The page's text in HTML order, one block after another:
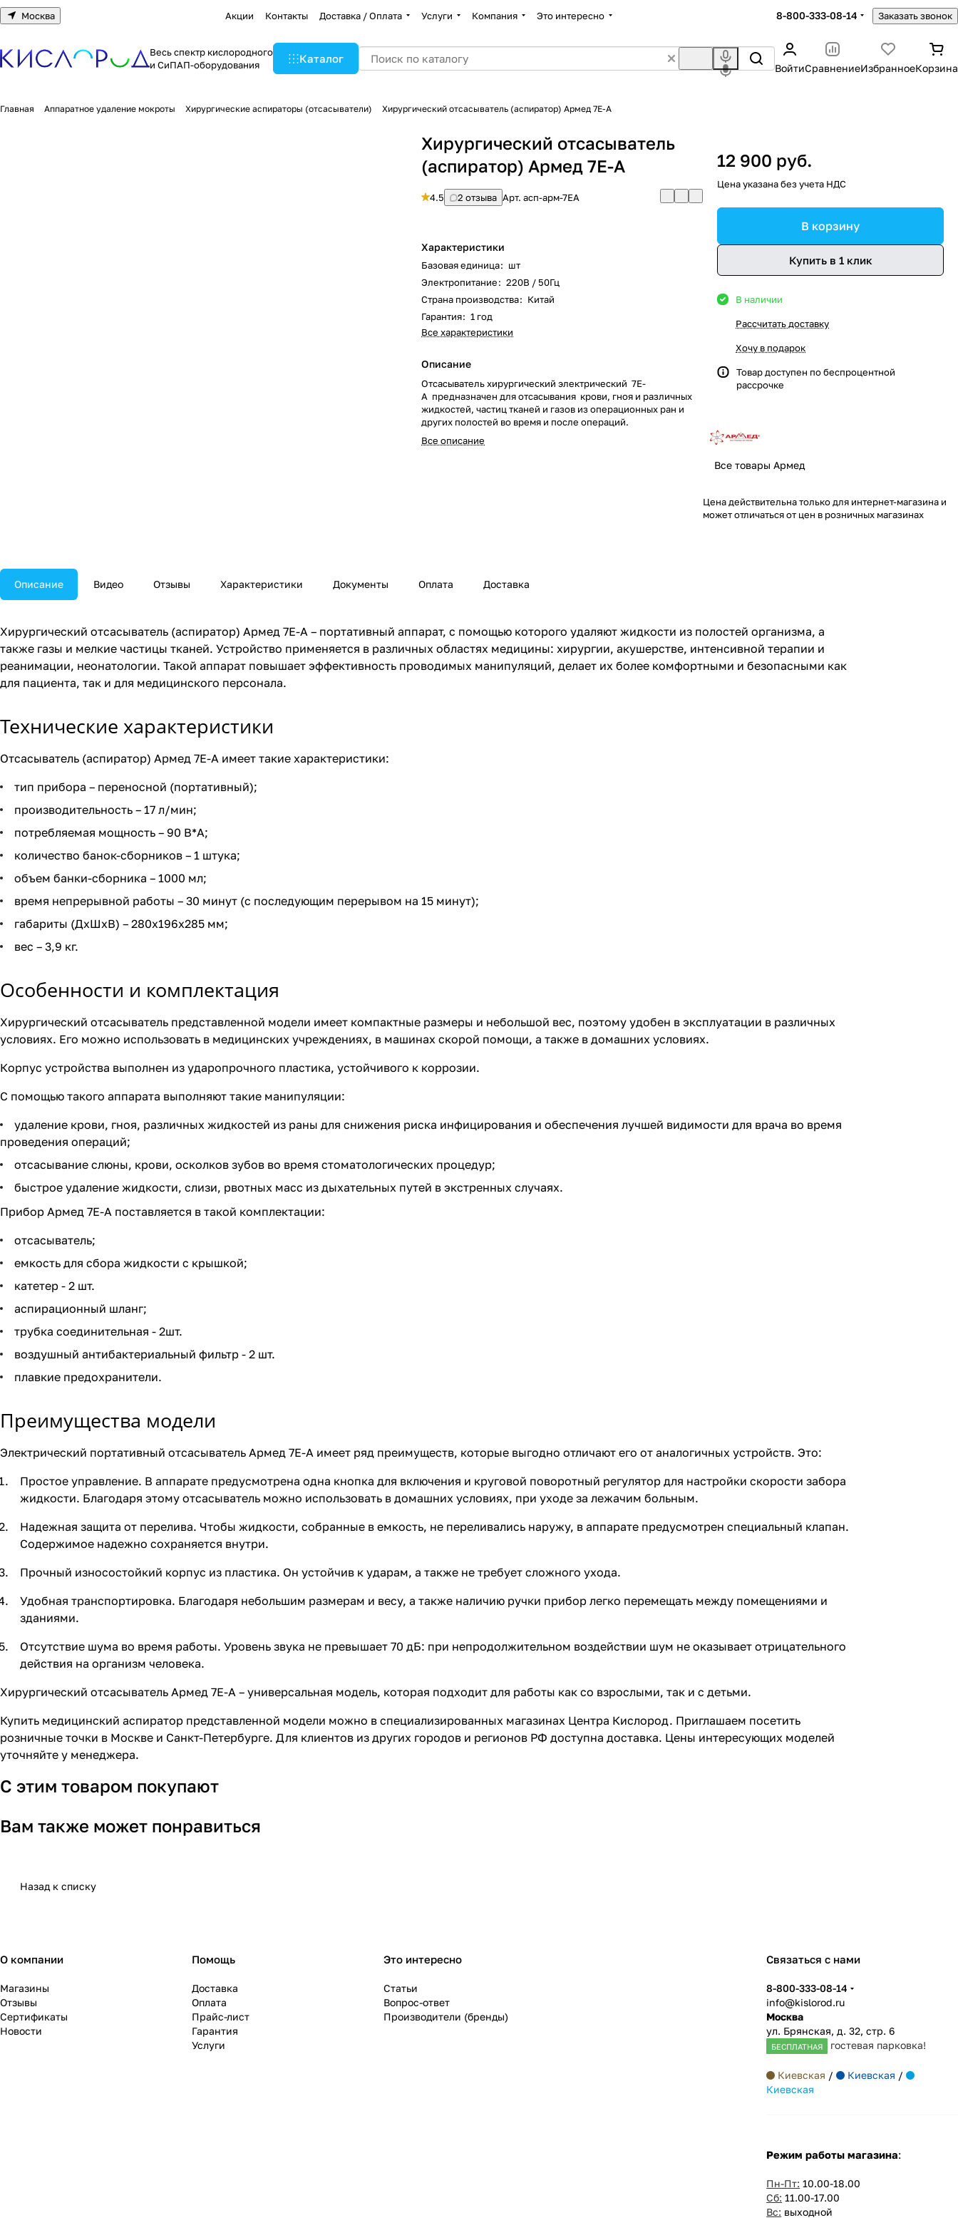
Москва Акции Контакты Доставка / Оплата Услуги Компания Это интересно 8-800-333-08-14 Заказать звонок
Весь спектр кислородного
и СиПАП-оборудования
Каталог
ВойтиСравнениеИзбранноеКорзина
Главная Аппаратное удаление мокроты Хирургические аспираторы (отсасыватели) Хирургический отсасыватель (аспиратор) Армед 7E-A
Хирургический отсасыватель
(аспиратор) Армед 7E-A
4.5 2 отзыва Арт.асп-арм-7EA
Характеристики
Базовая единица: шт
Электропитание: 220В / 50Гц
Страна производства: Китай
Гарантия: 1 год
Все характеристики
Описание
Отсасыватель хирургический электрический 7Е-
А предназначен для отсасывания крови, гноя и различных
жидкостей, частиц тканей и газов из операционных ран и
других полостей во время и после операций.
Все описание
12 900 руб.
Цена указана без учета НДС
В корзину
Купить в 1 клик
В наличии
Рассчитать доставку
Хочу в подарок
Товар доступен побеспроцентной
рассрочке
Все товары Армед
Цена действительна только для интернет-магазина и
может отличаться от цен в розничных магазинах
Описание Видео Отзывы Характеристики Документы Оплата Доставка
Хирургический отсасыватель (аспиратор) Армед 7E-A – портативный аппарат, с помощью которого удаляют жидкости из полостей организма, а
также газы и мелкие частицы тканей. Устройство применяется в различных областях медицины: хирургии, акушерстве, интенсивной терапии и
реанимации, неонатологии. Такой аппарат повышает эффективность проводимых манипуляций, делает их более комфортными и безопасными как
для пациента, так и для медицинского персонала.
Технические характеристики
Отсасыватель (аспиратор) Армед 7Е-А имеет такие характеристики:
тип прибора – переносной (портативный);
производительность – 17 л/мин;
потребляемая мощность – 90 В*А;
количество банок-сборников – 1 штука;
объем банки-сборника – 1000 мл;
время непрерывной работы – 30 минут (с последующим перерывом на 15 минут);
габариты (ДхШхВ) – 280х196х285 мм;
вес – 3,9 кг.
Особенности и комплектация
Хирургический отсасыватель представленной модели имеет компактные размеры и небольшой вес, поэтому удобен в эксплуатации в различных
условиях. Его можно использовать в медицинских учреждениях, в машинах скорой помощи, а также в домашних условиях.
Корпус устройства выполнен из ударопрочного пластика, устойчивого к коррозии.
С помощью такого аппарата выполняют такие манипуляции:
удаление крови, гноя, различных жидкостей из раны для снижения риска инфицирования и обеспечения лучшей видимости для врача во время
проведения операций;
отсасывание слюны, крови, осколков зубов во время стоматологических процедур;
быстрое удаление жидкости, слизи, рвотных масс из дыхательных путей в экстренных случаях.
Прибор Армед 7Е-А поставляется в такой комплектации:
отсасыватель;
емкость для сбора жидкости с крышкой;
катетер - 2 шт.
аспирационный шланг;
трубка соединительная - 2шт.
воздушный антибактериальный фильтр - 2 шт.
плавкие предохранители.
Преимущества модели
Электрический портативный отсасыватель Армед 7Е-А имеет ряд преимуществ, которые выгодно отличают его от аналогичных устройств. Это:
Простое управление. В аппарате предусмотрена одна кнопка для включения и круговой поворотный регулятор для настройки скорости забора
жидкости. Благодаря этому отсасыватель можно использовать в домашних условиях, при уходе за лежачим больным.
Надежная защита от перелива. Чтобы жидкости, собранные в емкость, не переливались наружу, в аппарате предусмотрен специальный клапан.
Содержимое надежно сохраняется внутри.
Прочный износостойкий корпус из пластика. Он устойчив к ударам, а также не требует сложного ухода.
Удобная транспортировка. Благодаря небольшим размерам и весу, а также наличию ручки прибор легко перемещать между помещениями и
зданиями.
Отсутствие шума во время работы. Уровень звука не превышает 70 дБ: при непродолжительном воздействии шум не оказывает отрицательного
действия на организм человека.
Хирургический отсасыватель Армед 7Е-А – универсальная модель, которая подходит для работы как со взрослыми, так и с детьми.
Купить медицинский аспиратор представленной модели можно в специализированных магазинах Центра Кислород. Приглашаем посетить
розничные точки в Москве и Санкт-Петербурге. Для клиентов из других городов и регионов РФ доступна доставка. Цены интересующих моделей
уточняйте у менеджера.
С этим товаром покупают
Вам также может понравиться
Назад к списку
О компании
Магазины
Отзывы
Сертификаты
Новости
Помощь
Доставка
Оплата
Прайс-лист
Гарантия
Услуги
Это интересно
Статьи
Вопрос-ответ
Производители (бренды)
Связаться с нами
8-800-333-08-14
info@kislorod.ru
Москва
ул. Брянская, д. 32, стр. 6
БЕСПЛАТНАЯ гостевая парковка!
Киевская / Киевская /
Киевская
Режим работы магазина:
Пн-Пт: 10.00-18.00
Сб: 11.00-17.00
Вс: выходной